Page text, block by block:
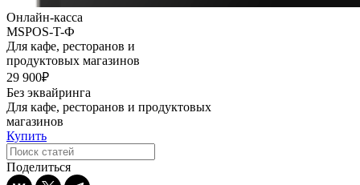
Онлайн-касса
MSPOS-T-Ф
Для кафе, ресторанов и
продуктовых магазинов
29 900₽
Без эквайринга
Для кафе, ресторанов и продуктовых
магазинов
Купить
Поделиться